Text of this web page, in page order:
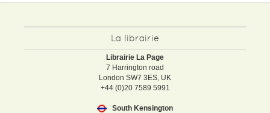
La librairie
Librairie La Page
7 Harrington road
London SW7 3ES, UK
+44 (0)20 7589 5991
South Kensington